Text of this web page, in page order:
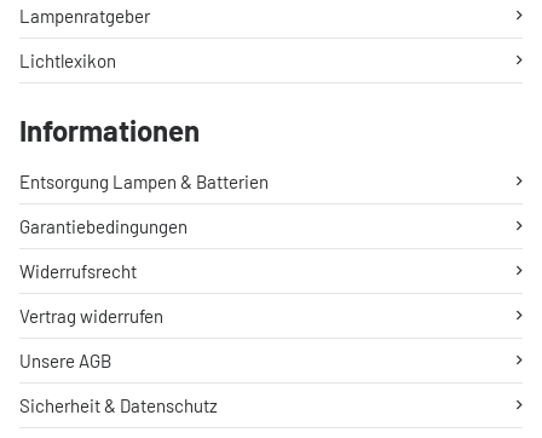
Lampenratgeber
Lichtlexikon
Informationen
Entsorgung Lampen & Batterien
Garantiebedingungen
Widerrufsrecht
Vertrag widerrufen
Unsere AGB
Sicherheit & Datenschutz